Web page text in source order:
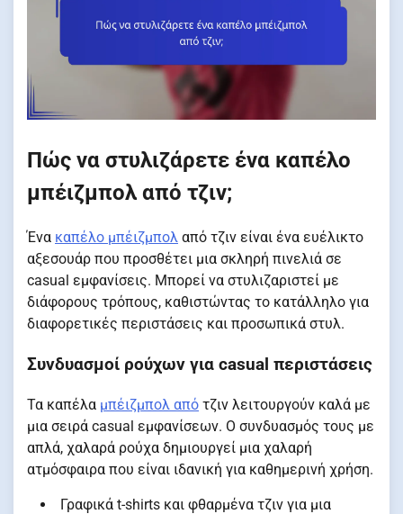
Πώς να στυλιζάρετε ένα καπέλο
μπέιζμπολ από τζιν;
Ένα καπέλο μπέιζμπολ από τζιν είναι ένα ευέλικτο
αξεσουάρ που προσθέτει μια σκληρή πινελιά σε
casual εμφανίσεις. Μπορεί να στυλιζαριστεί με
διάφορους τρόπους, καθιστώντας το κατάλληλο για
διαφορετικές περιστάσεις και προσωπικά στυλ.
Συνδυασμοί ρούχων για casual περιστάσεις
Τα καπέλα μπέιζμπολ από τζιν λειτουργούν καλά με
μια σειρά casual εμφανίσεων. Ο συνδυασμός τους με
απλά, χαλαρά ρούχα δημιουργεί μια χαλαρή
ατμόσφαιρα που είναι ιδανική για καθημερινή χρήση.
Γραφικά t-shirts και φθαρμένα τζιν για μια